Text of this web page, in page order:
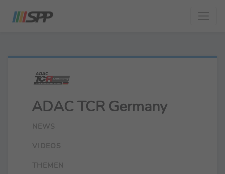
ADAC TCR Germany
NEWS
VIDEOS
THEMEN